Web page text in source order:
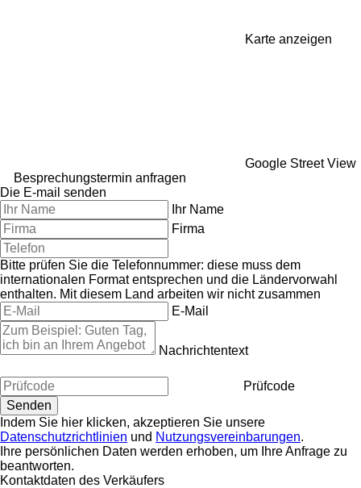
Karte anzeigen
Google Street View
Besprechungstermin anfragen
Die E-mail senden
Ihr Name
Firma
Bitte prüfen Sie die Telefonnummer: diese muss dem
internationalen Format entsprechen und die Ländervorwahl
enthalten. Mit diesem Land arbeiten wir nicht zusammen
E-Mail
Nachrichtentext
Prüfcode
Indem Sie hier klicken, akzeptieren Sie unsere
Datenschutzrichtlinien und Nutzungsvereinbarungen.
Ihre persönlichen Daten werden erhoben, um Ihre Anfrage zu
beantworten.
Kontaktdaten des Verkäufers